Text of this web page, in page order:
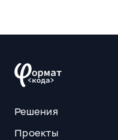
Решения
Проекты